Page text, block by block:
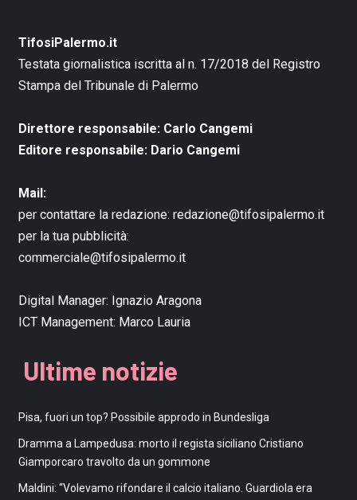
TifosiPalermo.it
Testata giornalistica iscritta al n. 17/2018 del Registro
Stampa del Tribunale di Palermo
Direttore responsabile: Carlo Cangemi
Editore responsabile: Dario Cangemi
Mail:
per contattare la redazione: redazione@tifosipalermo.it
per la tua pubblicità:
commerciale@tifosipalermo.it
Digital Manager: Ignazio Aragona
ICT Management: Marco Lauria
Ultime notizie
Pisa, fuori un top? Possibile approdo in Bundesliga
Dramma a Lampedusa: morto il regista siciliano Cristiano
Giamporcaro travolto da un gommone
Maldini: “Volevamo rifondare il calcio italiano. Guardiola era